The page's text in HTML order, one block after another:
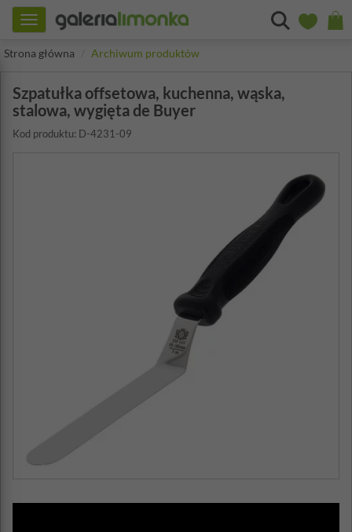
Toggle
navigation
Strona główna
Archiwum produktów
Szpatułka offsetowa, kuchenna, wąska,
stalowa, wygięta de Buyer
Kod produktu: D-4231-09